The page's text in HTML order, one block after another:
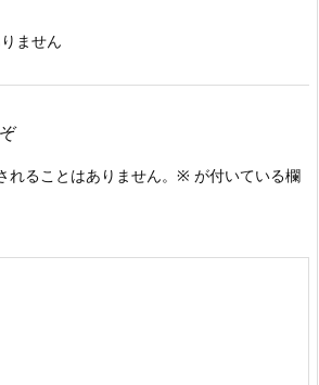
ません
ることはありません。 ※ が付いている欄